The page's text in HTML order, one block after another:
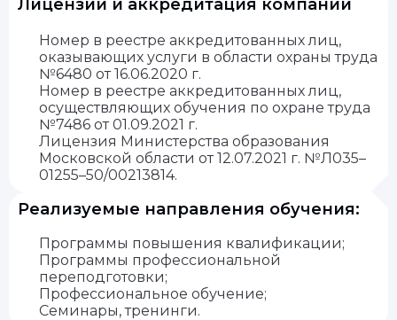
Лицензии и аккредитация компании
Номер в реестре аккредитованных лиц,
оказывающих услуги в области охраны труда
№6480 от 16.06.2020 г.
Номер в реестре аккредитованных лиц,
осуществляющих обучения по охране труда
№7486 от 01.09.2021 г.
Лицензия Министерства образования
Московской области от 12.07.2021 г. №Л035–
01255–50/00213814.
Реализуемые направления обучения:
Программы повышения квалификации;
Программы профессиональной
переподготовки;
Профессиональное обучение;
Семинары, тренинги.